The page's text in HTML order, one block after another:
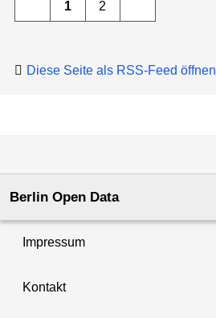
1 2
Diese Seite als RSS-Feed öffnen
Berlin Open Data
Impressum
Kontakt